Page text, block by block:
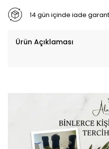
14 gün içinde iade
Ürün Açıklaması